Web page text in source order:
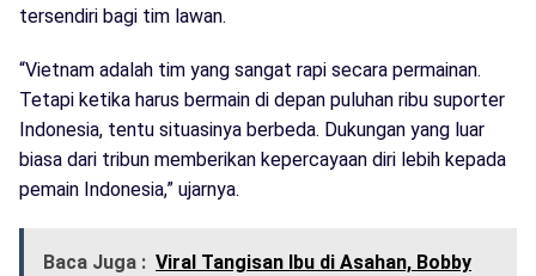
tersendiri bagi tim lawan.
“Vietnam adalah tim yang sangat rapi secara permainan.
Tetapi ketika harus bermain di depan puluhan ribu suporter
Indonesia, tentu situasinya berbeda. Dukungan yang luar
biasa dari tribun memberikan kepercayaan diri lebih kepada
pemain Indonesia,” ujarnya.
Baca Juga : Viral Tangisan Ibu di Asahan, Bobby